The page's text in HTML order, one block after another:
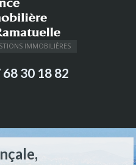
IMMOBILIÈRES
30 18 82